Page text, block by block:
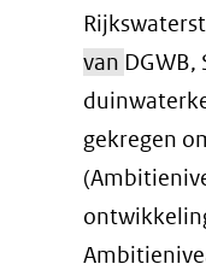
van DGWB,
gekregen